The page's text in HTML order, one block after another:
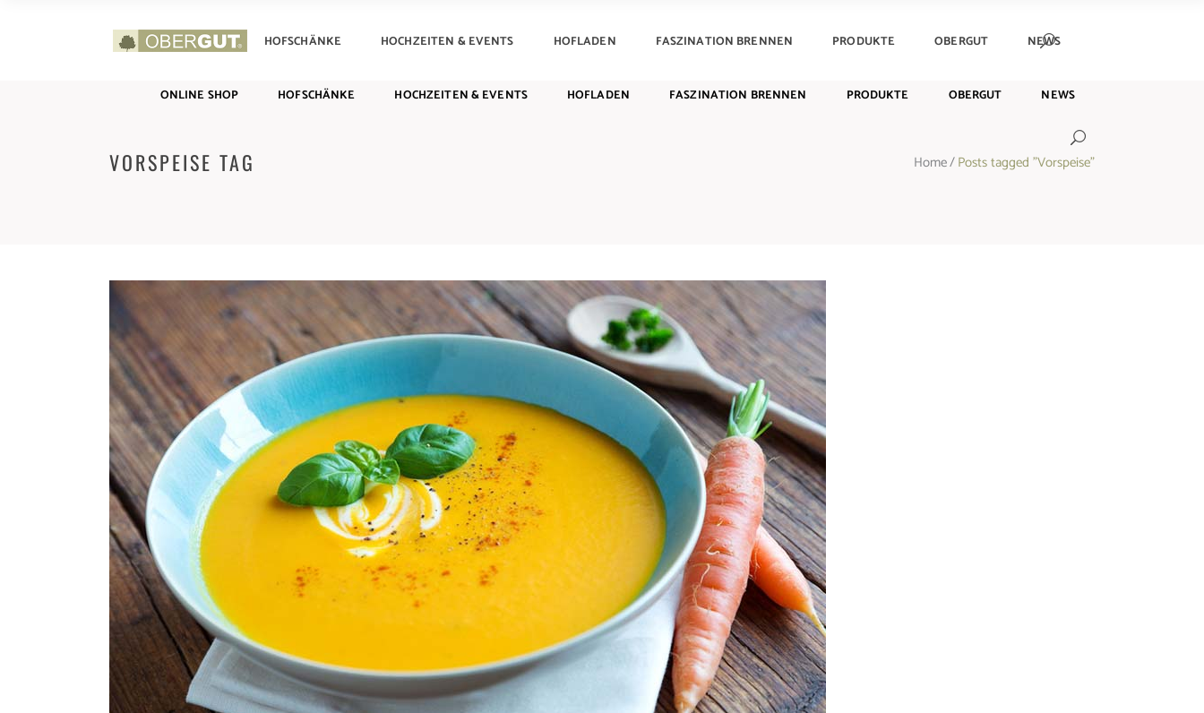
ONLINE SHOP HOFSCHÄNKE HOCHZEITEN & EVENTS HOFLADEN FASZINATION BRENNEN PRODUKTE OBERGUT NEWS
ONLINE SHOP HOFSCHÄNKE HOCHZEITEN & EVENTS HOFLADEN FASZINATION BRENNEN PRODUKTE OBERGUT NEWS
VORSPEISE TAG Home/Posts tagged "Vorspeise"